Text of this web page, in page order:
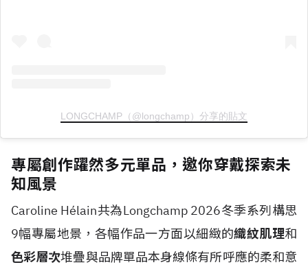
LONGCHAMP（@longchamp）分享的貼文
專屬創作躍然多元單品，邀你穿戴探索未
知風景
Caroline Hélain共為Longchamp 2026冬季系列構思
9幅專屬地景，各幅作品一方面以細緻的織紋肌理和
色彩層次堆疊與品牌單品本身線條有所呼應的柔和意